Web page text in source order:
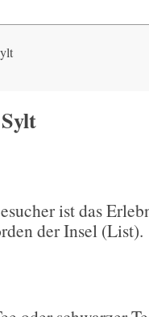
ist das
der Insel (List).